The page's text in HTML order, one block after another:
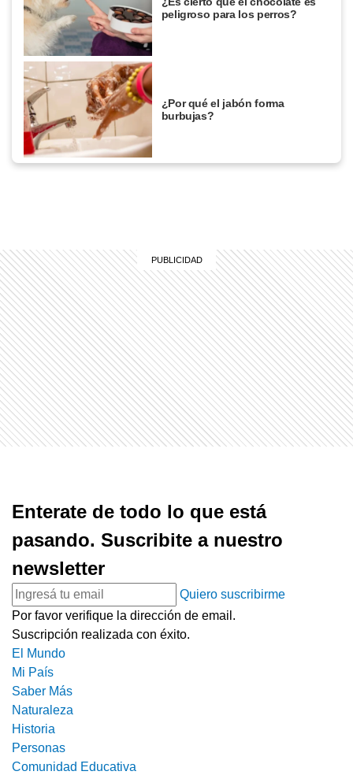
peligroso para los perros?
¿Por qué el jabón forma
burbujas?
Enterate de todo lo que está
pasando. Suscribite a nuestro
newsletter
Quiero suscribirme
Por favor verifique la dirección de email.
Suscripción realizada con éxito.
El Mundo
Mi País
Saber Más
Naturaleza
Historia
Personas
Comunidad Educativa